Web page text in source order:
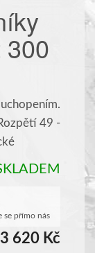
300
49 -
se přímo nás
3 620 Kč